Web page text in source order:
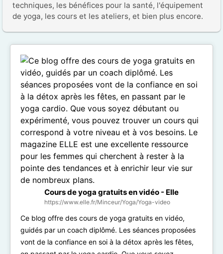
techniques, les bénéfices pour la santé, l'équipement
de yoga, les cours et les ateliers, et bien plus encore.
Cours de yoga gratuits en vidéo - Elle
https://www.elle.fr/Minceur/Yoga/Yoga-video
Ce blog offre des cours de yoga gratuits en vidéo,
guidés par un coach diplômé. Les séances proposées
vont de la confiance en soi à la détox après les fêtes,